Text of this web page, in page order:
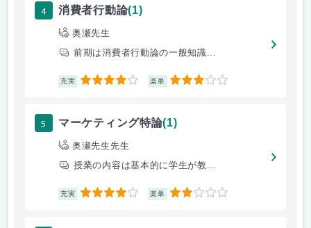
4 消費者行動論(1)
奥瀬先生
前期は消費者行動論の一般知識...
充実 4 楽単 3
5 マーケティング特論(1)
奥瀬先生先生
授業の内容は基本的に学生が教...
充実 4 楽単 2